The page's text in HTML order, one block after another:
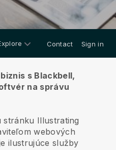
Contact Sign in
s Blackbell,
na správu
stránku Illustrating
webových
ilustrujúce služby